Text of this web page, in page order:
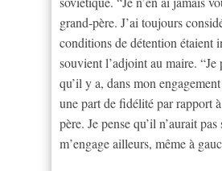
grand-père. J’ai toujours
conditions de détention étaient
souvient l’adjoint au maire. “Je
qu’il y a, dans mon
une part de fidélité par rapport
père. Je pense qu’il n’aurait
m’engage ailleurs, même à